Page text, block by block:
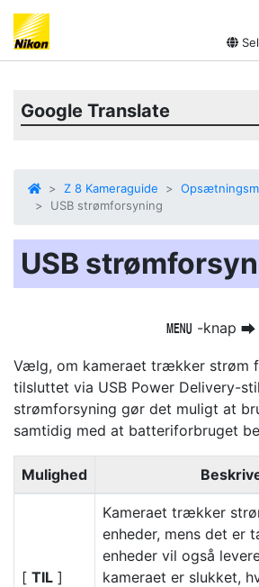
Google Translate
Z 8 Kameraguide
USB strømforsyning
USB
G -knap U
Vælg, om kameraet trækker strøm
tilsluttet via USB Power Delivery-
strømforsyning gør det muligt at
samtidig med at batteriforbruget
Mulighed
[ TIL ]
Kameraet trækker
enheder, mens det er
enheder vil også
kameraet er slukket,